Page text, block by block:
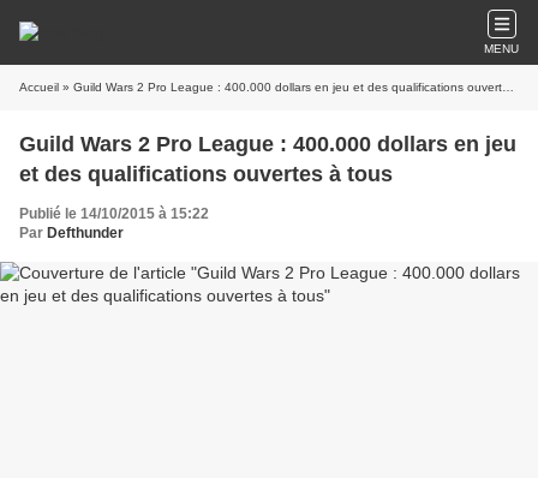
MENU
Accueil
Guild Wars 2 Pro League : 400.000 dollars en jeu
Publié le 14/10/2015 à 15:22
Par Defthunder